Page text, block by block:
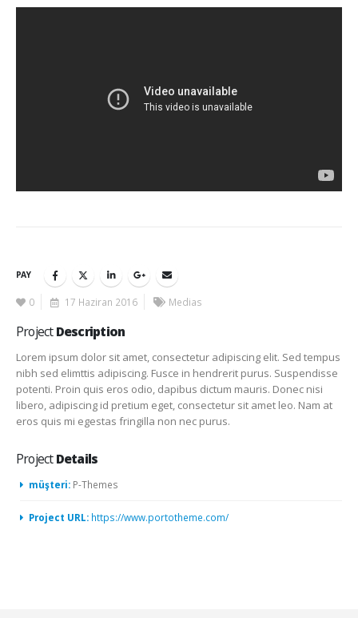
PAY
0 17 Haziran 2016 Medias
ProjectDescription
Lorem ipsum dolor sit amet, consectetur adipiscing elit. Sed tempus
nibh sed elimttis adipiscing. Fusce in hendrerit purus. Suspendisse
potenti. Proin quis eros odio, dapibus dictum mauris. Donec nisi
libero, adipiscing id pretium eget, consectetur sit amet leo. Nam at
eros quis mi egestas fringilla non nec purus.
ProjectDetails
müşteri: P-Themes
Project URL: https://www.portotheme.com/